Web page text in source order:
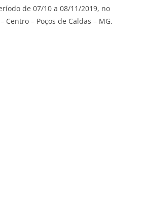
de 07/10 a 08/11/2019, no
– Poços de Caldas – MG.